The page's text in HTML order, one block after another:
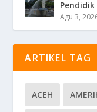
Agu 3,
ARTIKEL TAG
ACEH